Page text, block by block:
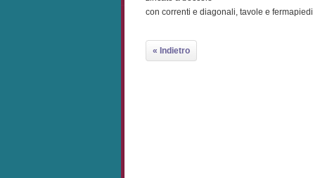
con correnti e diagonali, tavole e fermapiedi
« Indietro